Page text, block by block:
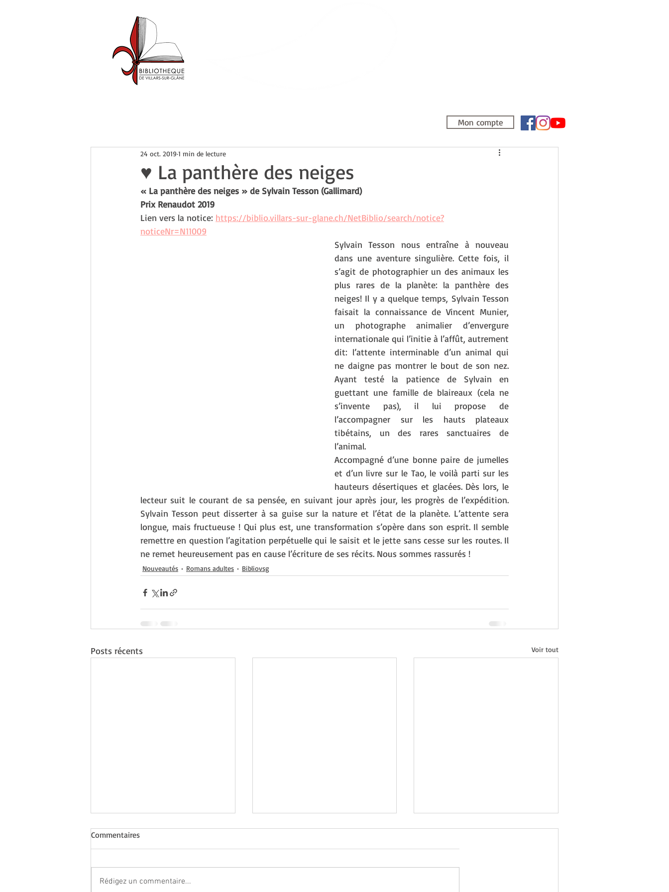
Mon compte
♥ La panthère des neiges
24 oct. 2019 1 min de lecture
« La panthère des neiges » de Sylvain Tesson (Gallimard)
Prix Renaudot 2019
Lien vers la notice: https://biblio.villars-sur-glane.ch/NetBiblio/search/notice?
noticeNr=N11009
Sylvain Tesson nous entraîne à nouveau
dans une aventure singulière. Cette fois, il
s’agit de photographier un des animaux les
plus rares de la planète: la panthère des
neiges! Il y a quelque temps, Sylvain Tesson
faisait la connaissance de Vincent Munier,
un photographe animalier d’envergure
internationale qui l’initie à l’affût, autrement
dit: l’attente interminable d’un animal qui
ne daigne pas montrer le bout de son nez.
Ayant testé la patience de Sylvain en
guettant une famille de blaireaux (cela ne
s’invente pas), il lui propose de
l’accompagner sur les hauts plateaux
tibétains, un des rares sanctuaires de
l’animal.
Accompagné d’une bonne paire de jumelles
et d’un livre sur le Tao, le voilà parti sur les
hauteurs désertiques et glacées. Dès lors, le
lecteur suit le courant de sa pensée, en suivant jour après jour, les progrès de l’expédition.
Sylvain Tesson peut disserter à sa guise sur la nature et l’état de la planète. L’attente sera
longue, mais fructueuse ! Qui plus est, une transformation s’opère dans son esprit. Il semble
remettre en question l’agitation perpétuelle qui le saisit et le jette sans cesse sur les routes. Il
ne remet heureusement pas en cause l’écriture de ses récits. Nous sommes rassurés !
Nouveautés Romans adultes Bibliovsg
Posts récents Voir tout
Commentaires
Rédigez un commentaire...